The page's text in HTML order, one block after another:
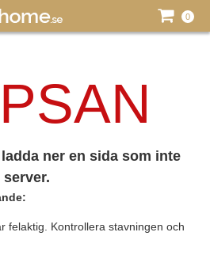
0
ner en sida som inte
felaktig. Kontrollera stavningen och